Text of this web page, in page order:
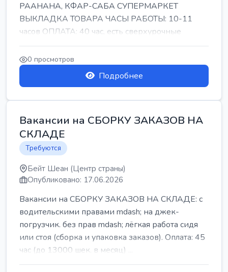
РААНАНА, КФАР-САБА СУПЕРМАРКЕТ
ВЫКЛАДКА ТОВАРА ЧАСЫ РАБОТЫ: 10-11
часов ОПЛАТА: 40 час, есть сверхурочные
ПИТАНИЕ ЕСТЬ Для синих б...
0 просмотров
Подробнее
Вакансии на СБОРКУ ЗАКАЗОВ НА
СКЛАДЕ
Требуются
Бейт Шеан (Центр страны)
Опубликовано: 17.06.2026
Вакансии на СБОРКУ ЗАКАЗОВ НА СКЛАДЕ: с
водительскими правами mdash; на джек-
погрузчик. без прав mdash; лёгкая работа сидя
или стоя (сборка и упаковка заказов). Оплата: 45
час (до 13000 шек. в месяц) ...